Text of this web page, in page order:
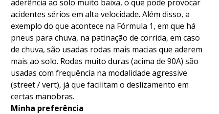
aderência ao solo muito baixa, o que pode provocar
acidentes sérios em alta velocidade. Além disso, a
exemplo do que acontece na Fórmula 1, em que há
pneus para chuva, na patinação de corrida, em caso
de chuva, são usadas rodas mais macias que aderem
mais ao solo. Rodas muito duras (acima de 90A) são
usadas com frequência na modalidade agressive
(street / vert), já que facilitam o deslizamento em
certas manobras.
Minha preferência